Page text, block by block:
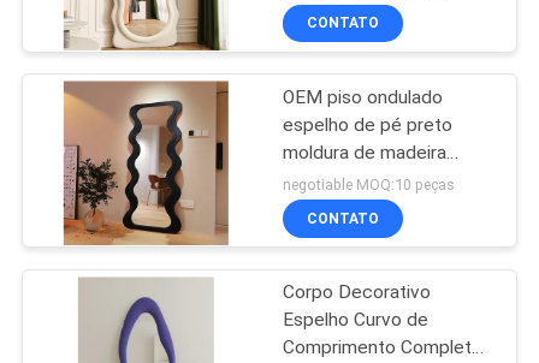
Grupos da mobília
do quarto
Armário de cozinha
CONTATO
OEM piso ondulado
espelho de pé preto
moldura de madeira
ornamentada
negotiable MOQ:10 peças
CONTATO
Corpo Decorativo
Espelho Curvo de
Comprimento Completo